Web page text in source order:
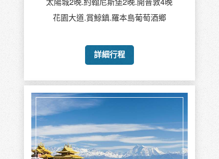
賈斯坦金三角.泰姬瑪哈陵
加德滿都.波卡拉奇旺國家公園
詳細行程